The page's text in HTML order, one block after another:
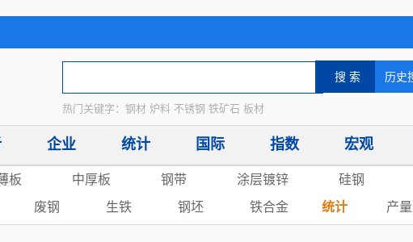
热门关键字：钢材 炉料 不锈钢 铁矿石 板材
企业 统计 国际 指数 宏观
板 中厚板 钢带 涂层镀锌 硅钢
废钢 生铁 钢坯 铁合金 统计 产量